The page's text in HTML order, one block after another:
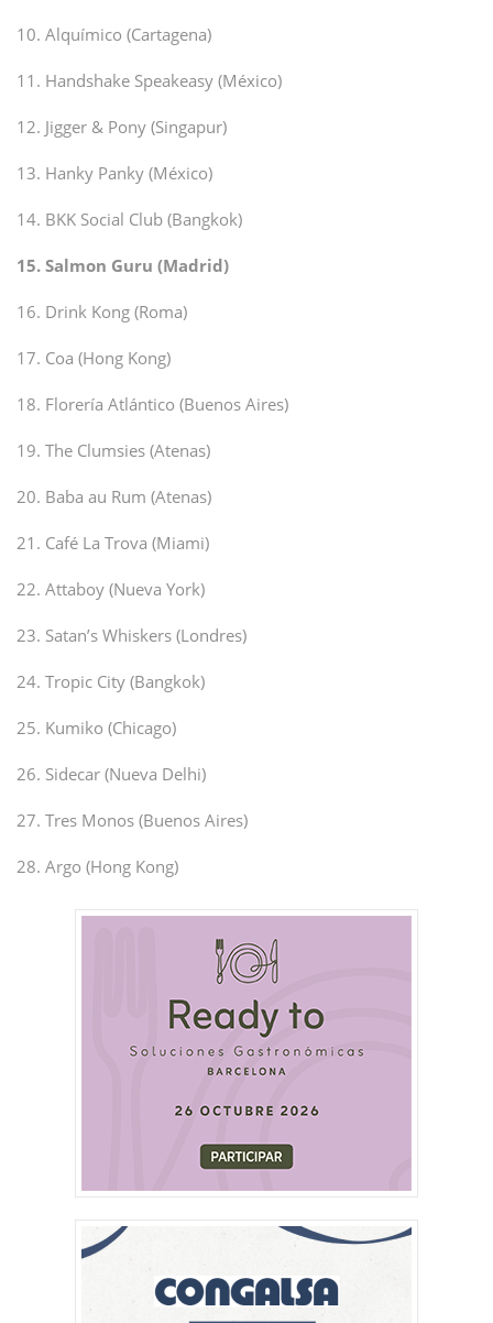
10. Alquímico (Cartagena)
11. Handshake Speakeasy (México)
12. Jigger & Pony (Singapur)
13. Hanky Panky (México)
14. BKK Social Club (Bangkok)
15. Salmon Guru (Madrid)
16. Drink Kong (Roma)
17. Coa (Hong Kong)
18. Florería Atlántico (Buenos Aires)
19. The Clumsies (Atenas)
20. Baba au Rum (Atenas)
21. Café La Trova (Miami)
22. Attaboy (Nueva York)
23. Satan’s Whiskers (Londres)
24. Tropic City (Bangkok)
25. Kumiko (Chicago)
26. Sidecar (Nueva Delhi)
27. Tres Monos (Buenos Aires)
28. Argo (Hong Kong)